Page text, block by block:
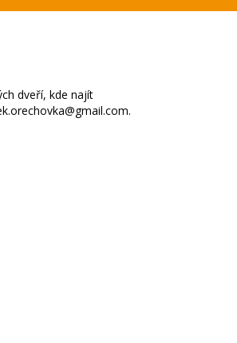
dveří, kde najít